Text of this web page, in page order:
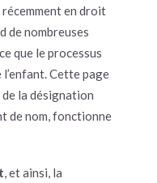
en droit
de nombreuses
que le processus
Cette page
la désignation
de nom, fonctionne
, et ainsi, la